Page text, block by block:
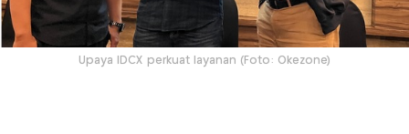
Upaya IDCX perkuat layanan (Foto: Okezone)